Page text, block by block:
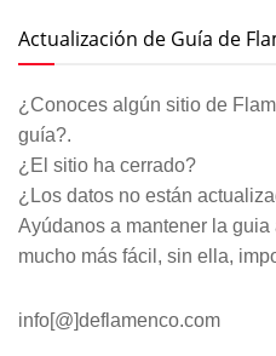
Actualización de Guía de
¿Conoces algún sitio de
guía?.
¿El sitio ha cerrado?
¿Los datos no están
Ayúdanos a mantener la
mucho más fácil, sin ella,
info[@]deflamenco.com